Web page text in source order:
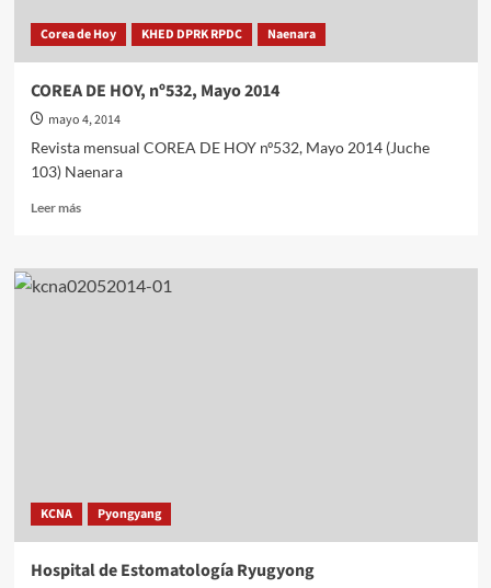
Corea de Hoy KHED DPRK RPDC Naenara
COREA DE HOY, nº532, Mayo 2014
mayo 4, 2014
Revista mensual COREA DE HOY nº532, Mayo 2014 (Juche
103) Naenara
Leer másLeer
COREA
DE
KCNA Pyongyang
Hospital de Estomatología Ryugyong